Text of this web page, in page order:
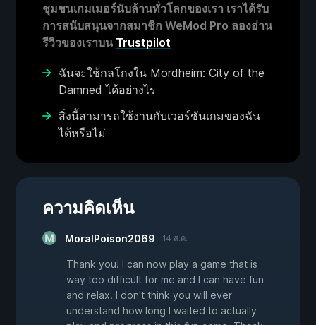
ชุมชนเกมเมอร์นับล้านทั่วโลกของเรา เราได้รับ
การสนับสนุนจากสมาชิก WeMod Pro ลองอ่าน
รีวิวของเราบน Trustpilot
ฉันจะใช้กลโกงใน Mordheim: City of the
Damned ได้อย่างไร
สิ่งนี้สามารถใช้งานกับเวอร์ชันเกมของฉัน
ได้หรือไม่
ความคิดเห็น
MoralPoison2069 14 ส.ค.
Thank you! I can now play a game that is
way too difficult for me and I can have fun
and relax. I don't think you will ever
understand how long I waited to actually